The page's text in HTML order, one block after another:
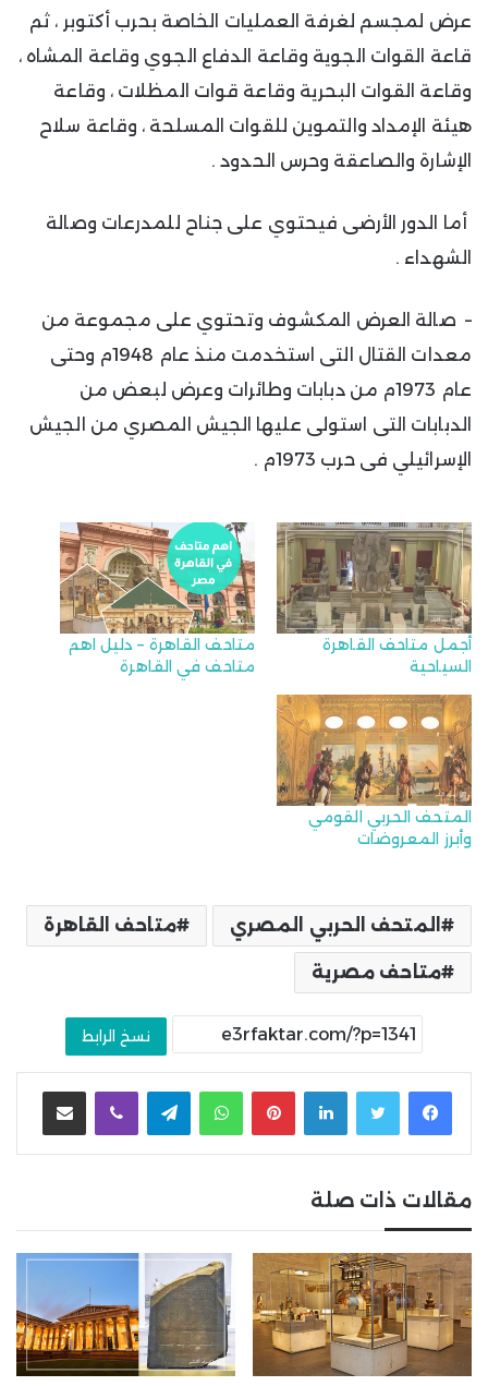
عرض لمجسم لغرفة العمليات الخاصة بحرب أكتوبر ، ثم
قاعة القوات الجوية وقاعة الدفاع الجوي وقاعة المشاه ،
وقاعة القوات البحرية وقاعة قوات المظلات ، وقاعة
هيئة الإمداد والتموين للقوات المسلحة ، وقاعة سلاح
الإشارة والصاعقة وحرس الحدود .
أما الدور الأرضى فيحتوي على جناح للمدرعات وصالة
الشهداء .
– صالة العرض المكشوف وتحتوي على مجموعة من
معدات القتال التى استخدمت منذ عام 1948م وحتى
عام 1973م من دبابات وطائرات وعرض لبعض من
الدبابات التى استولى عليها الجيش المصري من الجيش
الإسرائيلي فى حرب 1973م .
أجمل متاحف القاهرة
السياحية
متاحف القاهرة – دليل اهم
متاحف في القاهرة
المتحف الحربي القومي
وأبرز المعروضات
المتحف الحربي المصري متاحف القاهرة
متاحف مصرية
نسخ الرابط
لينكدإنبينتيريستواتسابتيلقرامڤايبر مشاركة عبر البريد
مقالات ذات صلة